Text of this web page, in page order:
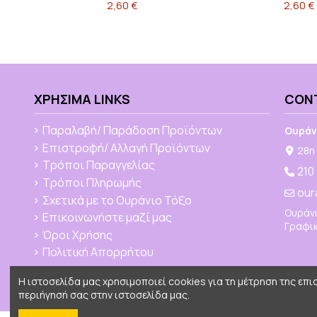
2,60 €
2,60 €
ΧΡΉΣΙΜΑ LINKS
Παραλαβή/ Παράδοση Προϊόντων
Επιστροφή/ Αλλαγή Προϊόντων
Τρόποι Παραγγελίας
Τρόποι Πληρωμής
Σχετικά με το Ουράνιο Τόξο
Επικοινωνήστε μαζί μας
Όροι Χρήσης
Πολιτική Απορρήτου
28η
Η ιστοσελίδα μας χρησιμοποιεί cookies για τη μέτρηση της
περιήγησή σας στην ιστοσελίδα μας.